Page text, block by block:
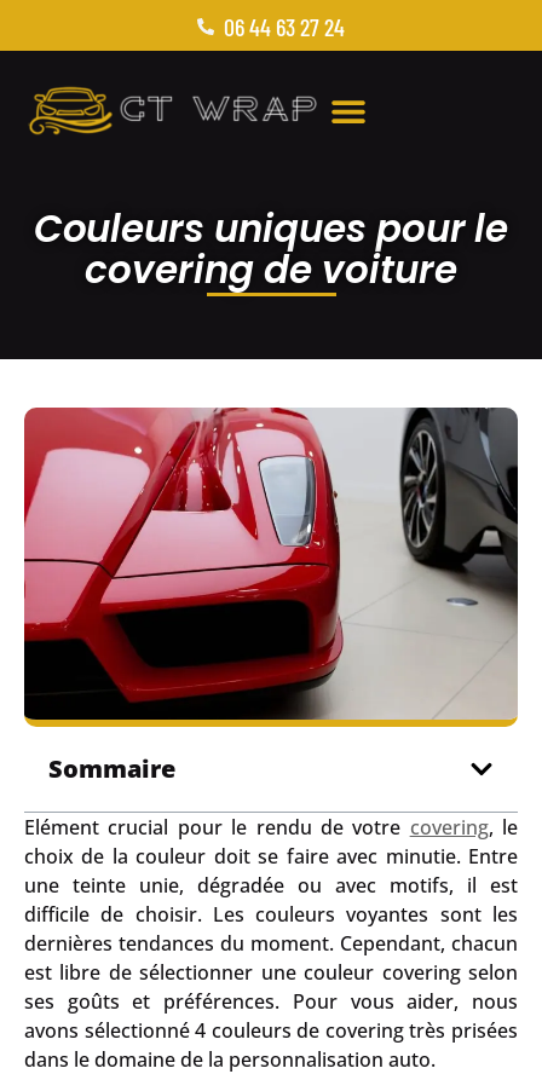
06 44 63 27 24
Couleurs uniques pour le
covering de voiture
Sommaire
Elément crucial pour le rendu de votre covering, le
choix de la couleur doit se faire avec minutie. Entre
une teinte unie, dégradée ou avec motifs, il est
difficile de choisir. Les couleurs voyantes sont les
dernières tendances du moment. Cependant, chacun
est libre de sélectionner une couleur covering selon
ses goûts et préférences. Pour vous aider, nous
avons sélectionné 4 couleurs de covering très prisées
dans le domaine de la personnalisation auto.